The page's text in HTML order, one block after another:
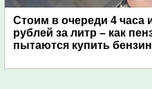
Стоим в очереди 4 часа
рублей за литр – как
пытаются купить бензин